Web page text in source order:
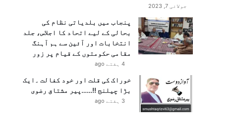
جولائی 7, 2023
پنجاب میں بلدیاتی نظام کی
بحالی کے لیے اتحاد کا اجلاس، جلد
انتخابات اور آئین سے ہم آہنگ
مقامی حکومتوں کے قیام پر زور
4 ہفتے ago
خوراک کی قلت اور خود کفالت ۔ایک
بڑا چیلنج !!……پیر مشتاق رضوی
3 ہفتے ago